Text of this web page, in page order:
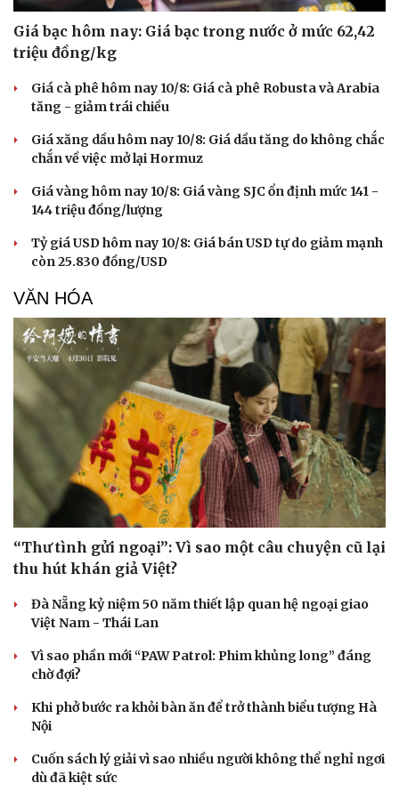
Giá bạc hôm nay: Giá bạc trong nước ở mức 62,42
triệu đồng/kg
Giá cà phê hôm nay 10/8: Giá cà phê Robusta và Arabia
tăng - giảm trái chiều
Giá xăng dầu hôm nay 10/8: Giá dầu tăng do không chắc
chắn về việc mở lại Hormuz
Giá vàng hôm nay 10/8: Giá vàng SJC ổn định mức 141 -
144 triệu đồng/lượng
Tỷ giá USD hôm nay 10/8: Giá bán USD tự do giảm mạnh
còn 25.830 đồng/USD
VĂN HÓA
“Thư tình gửi ngoại”: Vì sao một câu chuyện cũ lại
thu hút khán giả Việt?
Đà Nẵng kỷ niệm 50 năm thiết lập quan hệ ngoại giao
Việt Nam - Thái Lan
Vì sao phần mới “PAW Patrol: Phim khủng long” đáng
chờ đợi?
Khi phở bước ra khỏi bàn ăn để trở thành biểu tượng Hà
Nội
Cuốn sách lý giải vì sao nhiều người không thể nghỉ ngơi
dù đã kiệt sức